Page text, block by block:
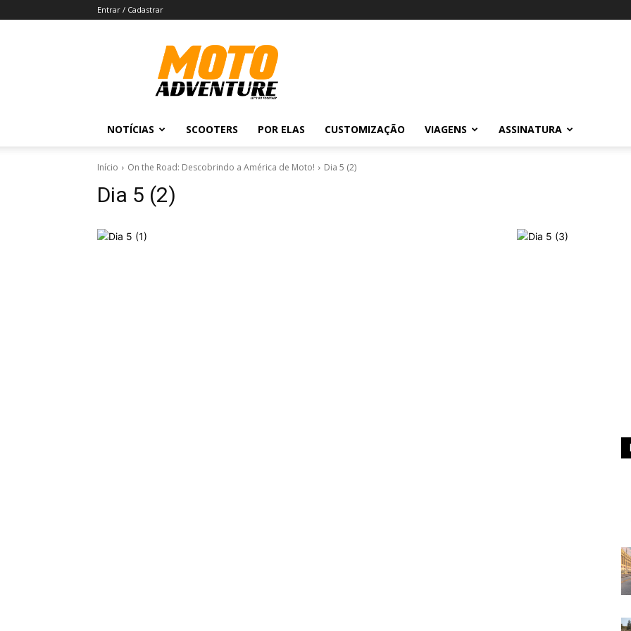
Entrar / Cadastrar
Revista
Moto
Adventure
NOTÍCIAS SCOOTERS POR ELAS CUSTOMIZAÇÃO VIAGENS ASSINATURA
Início On the Road: Descobrindo a América de Moto! Dia 5 (2)
Dia 5 (2)